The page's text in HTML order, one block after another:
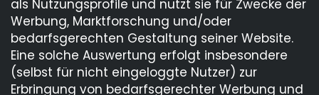
als Nutzungsprofile und nutzt sie für Zwecke der
Werbung, Marktforschung und/oder
bedarfsgerechten Gestaltung seiner Website.
Eine solche Auswertung erfolgt insbesondere
(selbst für nicht eingeloggte Nutzer) zur
Erbringung von bedarfsgerechter Werbung und